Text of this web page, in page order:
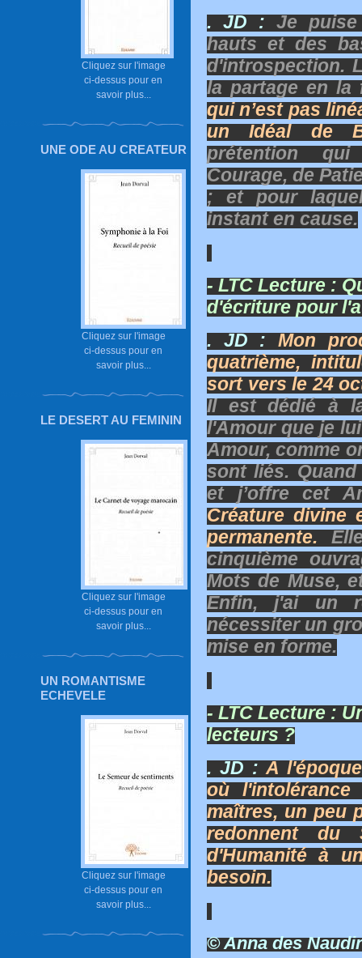
Cliquez sur l'image
ci-dessus pour en
savoir plus...
UNE ODE AU CREATEUR
Cliquez sur l'image
ci-dessus pour en
savoir plus...
LE DESERT AU FEMININ
Cliquez sur l'image
ci-dessus pour en
savoir plus...
UN ROMANTISME
ECHEVELE
Cliquez sur l'image
ci-dessus pour en
savoir plus...
. JD :Je puise
hauts et des
d'introspection.
la partage en
qui n’est pas
un Idéal de
prétention
Courage, de
; et pour
instant en cause.
- LTC Lecture :
d'écriture pour
. JD : Mon
quatrième,
sort vers le 24
Il est dédié à
l'Amour que je
Amour, comme
sont liés. Quand
et j’offre cet
Créature divine
permanente.Elle
cinquième
Mots de Muse,
Enfin, j'ai un
nécessiter un
mise en forme.
- LTC Lecture :
lecteurs ?
. JD : A
où
maîtres, un peu
redonnent
d'Humanité à
besoin.
© Anna des